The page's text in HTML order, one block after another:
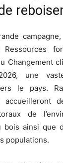
Ressources
Changement
une
le pays.
de
bois ainsi que
populations.